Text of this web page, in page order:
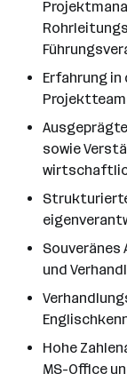
Erfahrung in
sowie
und
Hohe
MS-Office